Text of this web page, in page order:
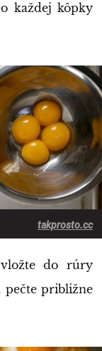
každej kôpky
takprosto.cc
do rúry
pečte približne